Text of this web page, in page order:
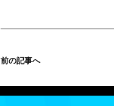
前の記事へ